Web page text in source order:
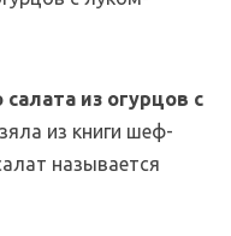
салата из огурцов с
из книги шеф-
называется